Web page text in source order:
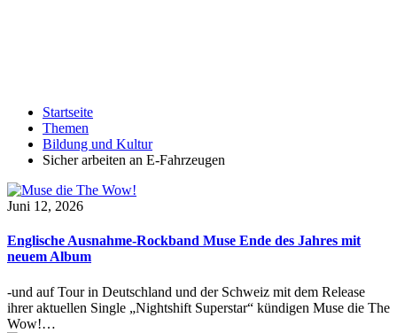
Startseite
Themen
Bildung und Kultur
Sicher arbeiten an E-Fahrzeugen
Juni 12, 2026
Englische Ausnahme-Rockband Muse Ende des Jahres mit
neuem Album
-und auf Tour in Deutschland und der Schweiz mit dem Release
ihrer aktuellen Single „Nightshift Superstar“ kündigen Muse die The
Wow!…